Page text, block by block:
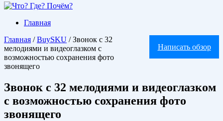
Главная
Написать обзор
Главная / BuySKU / Звонок с 32
мелодиями и видеоглазком с
возможностью сохранения фото
звонящего
Звонок с 32 мелодиями и видеоглазком
с возможностью сохранения фото
звонящего